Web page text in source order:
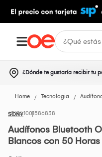
¿Dónde te gustaría recibir tu
Home Tecnologia
SONY1001586838
Audífonos Bluetooth
Blancos con 50